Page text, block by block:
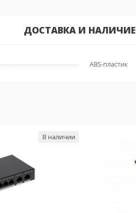
ДОСТАВКА И НАЛИЧИЕ
ABS-пластик
В наличии